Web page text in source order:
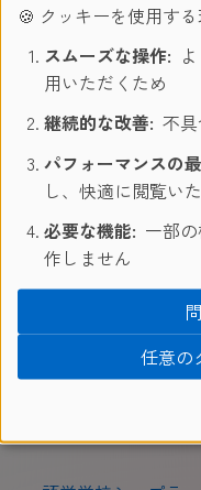
DELFフランス語検定
表現）、リスニング、
当てて構成されていま
この試験対策コースは
※教材費と試験受験料は
＞＞お問合せ、
🍪 クッキーを使用する
スムーズな操作:
用いただくため
継続的な改善: 不
パフォーマンスの
し、快適に閲覧い
必要な機能: 一部
作しません
任意の